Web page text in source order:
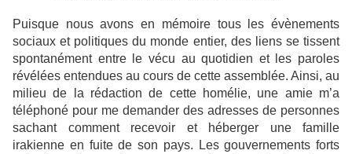
Puisque nous avons en mémoire tous les évènements
sociaux et politiques du monde entier, des liens se tissent
spontanément entre le vécu au quotidien et les paroles
révélées entendues au cours de cette assemblée. Ainsi, au
milieu de la rédaction de cette homélie, une amie m’a
téléphoné pour me demander des adresses de personnes
sachant comment recevoir et héberger une famille
irakienne en fuite de son pays. Les gouvernements forts